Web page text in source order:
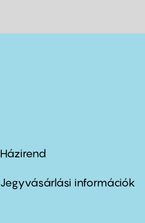
Footer
menu
Házirend
Jegyvásárlási információk